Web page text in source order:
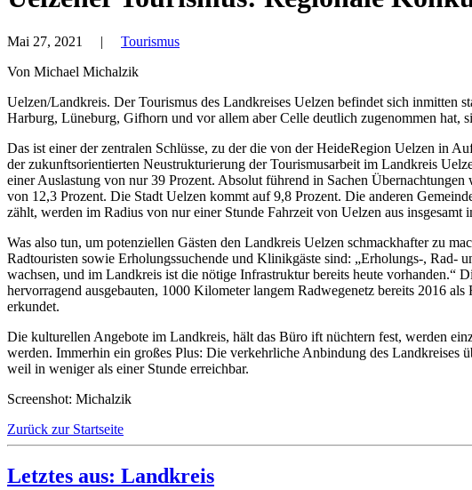
Mai 27, 2021 | Tourismus
Von Michael Michalzik
Uelzen/Landkreis. Der Tourismus des Landkreises Uelzen befindet sich inmitten
Harburg, Lüneburg, Gifhorn und vor allem aber Celle deutlich zugenommen hat,
Das ist einer der zentralen Schlüsse, zu der die von der HeideRegion Uelzen in
der zukunftsorientierten Neustrukturierung der Tourismusarbeit im Landkreis
einer Auslastung von nur 39 Prozent. Absolut führend in Sachen
von 12,3 Prozent. Die Stadt Uelzen kommt auf 9,8 Prozent. Die anderen
zählt, werden im Radius von nur einer Stunde Fahrzeit von Uelzen aus
Was also tun, um potenziellen Gästen den Landkreis Uelzen schmackhafter zu
Radtouristen sowie Erholungssuchende und Klinikgäste sind: „Erholungs-,
wachsen, und im Landkreis ist die nötige Infrastruktur bereits heute
hervorragend ausgebauten, 1000 Kilometer langem Radwegenetz bereits 2016
erkundet.
Die kulturellen Angebote im Landkreis, hält das Büro ift nüchtern fest, werden
werden. Immerhin ein großes Plus: Die verkehrliche Anbindung des Landkreises
weil in weniger als einer Stunde erreichbar.
Screenshot: Michalzik
Zurück zur Startseite
Letztes aus: Landkreis